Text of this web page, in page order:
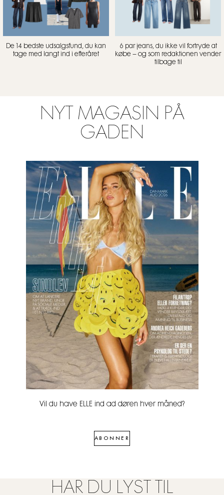
De 14 bedste udsalgsfund, du kan
tage med langt ind i efteråret
6 par jeans, du ikke vil fortryde at
købe – og som redaktionen vender
tilbage til
NYT MAGASIN PÅ
GADEN
Vil du have ELLE ind ad døren hver måned?
ABONNER
HAR DU LYST TIL